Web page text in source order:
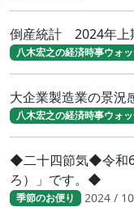
倒産統計 2024年上
八木宏之の経済時事ウォ
大企業製造業の景
八木宏之の経済時事ウォ
◆二十四節気◆令和6
ろ）」です。◆
季節のお便り 2024 /